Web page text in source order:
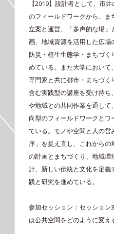
【2019】設計者として、市
のフィールドワークから、
立案と運営、「多声的な場
画、地域資源を活用した広場
防災・植生生態学・まちづ
めている。また大学におい
専門家と共に都市・まちづ
含む実践型の講座を受け持
や地域との共同作業を通し
向型のフィールドワークとワ
ている。モノや空間と人の
序」を捉え直し、これから
の計画とまちづくり、地域
計、新しい伝統と文化を定
践と研究を進めている。
参加セッション：セッション
は公共空間をどのように変え